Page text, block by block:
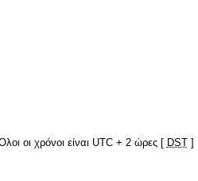
οι χρόνοι είναι UTC + 2 ώρες [ DST]